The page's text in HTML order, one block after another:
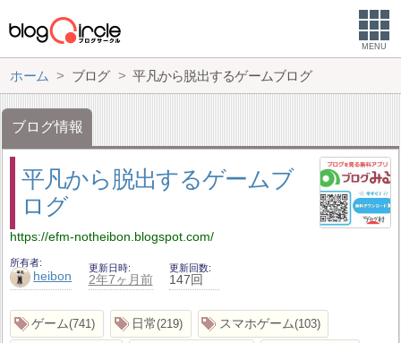
MENU
ホーム ブログ 平凡から脱出するゲームブログ
ブログ情報
平凡から脱出するゲームブ
ログ
https://efm-notheibon.blogspot.com/
所有者
heibon
更新日時
2年7ヶ月前
更新回数
147回
ゲーム 741 日常 219 スマホゲーム 103